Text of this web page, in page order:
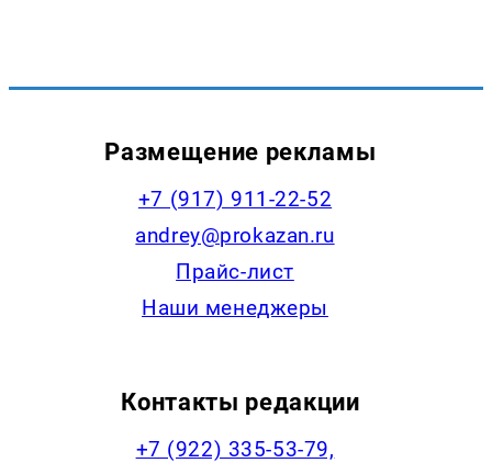
Размещение рекламы
+7 (917) 911-22-52
andrey@prokazan.ru
Прайс-лист
Наши менеджеры
Контакты редакции
+7 (922) 335-53-79,